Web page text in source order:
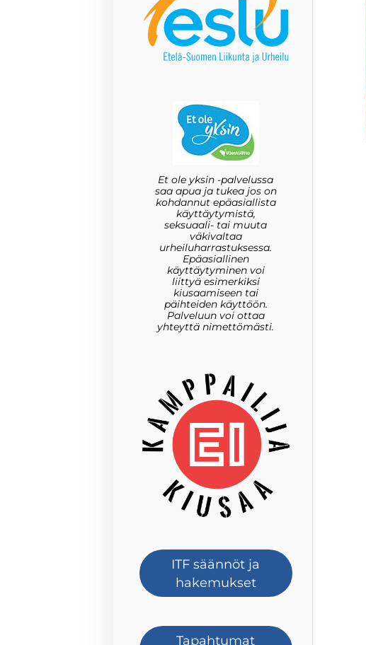
Et ole yksin -palvelussa
saa apua ja tukea jos on
kohdannut epäasiallista
käyttäytymistä,
seksuaali- tai muuta
väkivaltaa
urheiluharrastuksessa.
Epäasiallinen
käyttäytyminen voi
liittyä esimerkiksi
kiusaamiseen tai
päihteiden käyttöön.
Palveluun voi ottaa
yhteyttä nimettömästi.
ITF säännöt ja
hakemukset
Tapahtumat